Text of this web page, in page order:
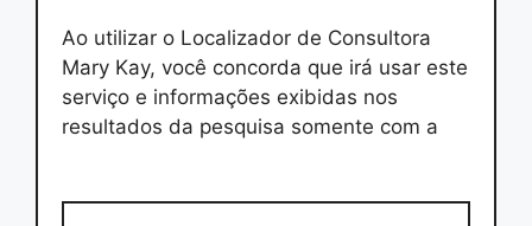
Ao utilizar o Localizador de Consultora
Mary Kay, você concorda que irá usar este
serviço e informações exibidas nos
resultados da pesquisa somente com a